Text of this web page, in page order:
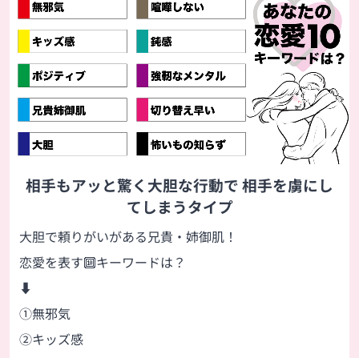
相手もアッと驚く大胆な行動で 相手を虜にし
てしまうタイプ
大胆で頼りがいがある兄貴・姉御肌！
恋愛を表す🔟キーワードは？
⬇
①無邪気
②キッズ感